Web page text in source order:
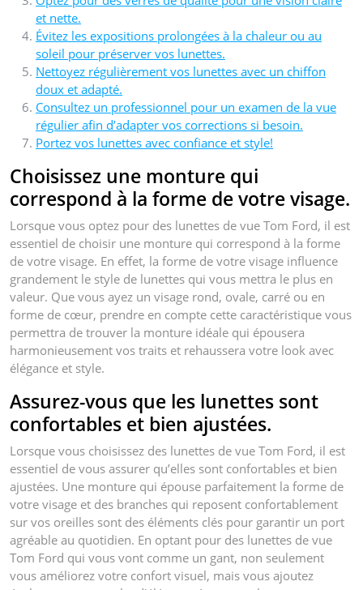
et nette.
Évitez les expositions prolongées à la chaleur ou au
soleil pour préserver vos lunettes.
Nettoyez régulièrement vos lunettes avec un chiffon
doux et adapté.
Consultez un professionnel pour un examen de la vue
régulier afin d’adapter vos corrections si besoin.
Portez vos lunettes avec confiance et style!
Choisissez une monture qui
correspond à la forme de votre visage.
Lorsque vous optez pour des lunettes de vue Tom Ford, il est
essentiel de choisir une monture qui correspond à la forme
de votre visage. En effet, la forme de votre visage influence
grandement le style de lunettes qui vous mettra le plus en
valeur. Que vous ayez un visage rond, ovale, carré ou en
forme de cœur, prendre en compte cette caractéristique vous
permettra de trouver la monture idéale qui épousera
harmonieusement vos traits et rehaussera votre look avec
élégance et style.
Assurez-vous que les lunettes sont
confortables et bien ajustées.
Lorsque vous choisissez des lunettes de vue Tom Ford, il est
essentiel de vous assurer qu’elles sont confortables et bien
ajustées. Une monture qui épouse parfaitement la forme de
votre visage et des branches qui reposent confortablement
sur vos oreilles sont des éléments clés pour garantir un port
agréable au quotidien. En optant pour des lunettes de vue
Tom Ford qui vous vont comme un gant, non seulement
vous améliorez votre confort visuel, mais vous ajoutez